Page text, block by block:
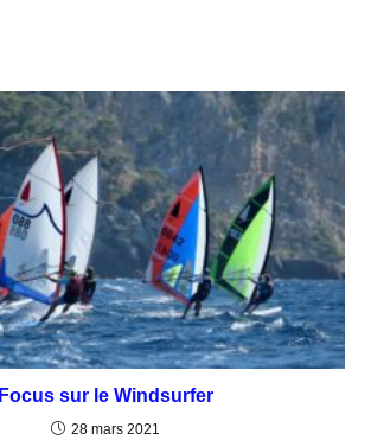
Focus sur le Windsurfer
28 mars 2021